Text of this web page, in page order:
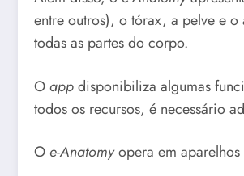
entre outros), o tórax, a pelve e
todas as partes do corpo.
Oappdisponibiliza algumas
todos os recursos, é necessário
O e-Anatomyopera em aparelhos